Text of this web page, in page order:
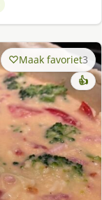
Maak favoriet3
👍